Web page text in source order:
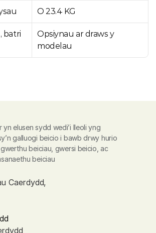
O 23.4 KG
batri
Opsiynau ar draws y
modelau
yn elusen sydd wedi’i lleoli yng
galluogi beicio i bawb drwy hurio
beiciau, gwersi beicio, ac
beiciau
Caerdydd,